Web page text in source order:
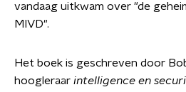
vandaag uitkwam over "de
MIVD".
Het boek is geschreven door
hoogleraar intelligence en